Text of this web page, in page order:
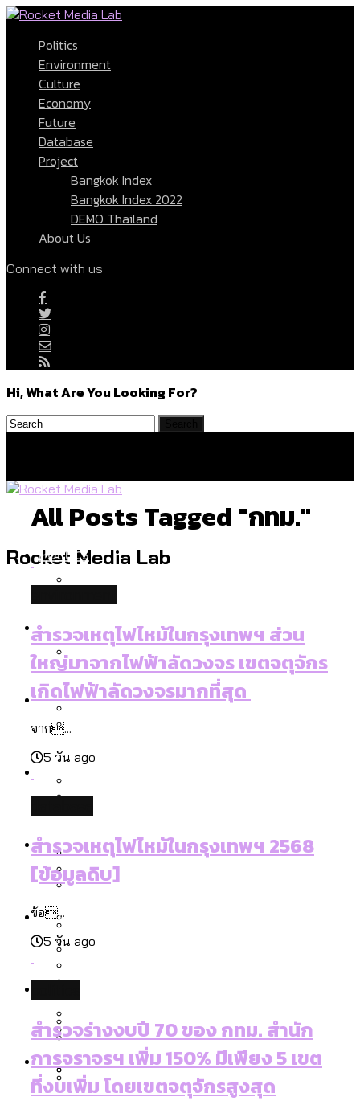
Politics
Environment
Culture
Economy
Future
Database
Project
Bangkok Index
Bangkok Index 2022
DEMO Thailand
About Us
Connect with us
Hi, What Are You Looking For?
Rocket Media Lab
Politics
จราจรฯ เพิ่ม 150% มีเพียง 5 เขตที่งบเพิ่ม
โดยเขตจตุจักรสูงสุด
ใหม่จะมีงบฯ ประมาณเท่าไร
สมุดจดการบ้าน ส.ก. 2569 : แต่ละเขตมี
ปัญหาอะไรที่ ส.ก. ต้องทำการบ้าน
Vote62 ขอบคุณประชาชนที่ร่วม
สังเกตการณ์การเลือกตั้งชวนคุยกันถึงบท
เรียนที่เราได้รับจากเลือกตั้ง กรุงเทพฯ –
พัทยา
Environment
สำรวจเหตุไฟไหม้ในกรุงเทพฯ ส่วนใหญ่มา
สวนสาธารณะและพื้นที่สีเขียวใน กทม. เพิ่ม
ขึ้นและเข้าถึงได้มากน้อยแค่ไหน
ขยะของคน กทม. ที่ยังถูกนำไปทิ้งที่
ฉะเชิงเทรา นครปฐม และล่าสุดที่กาญจนบุรี
Culture
โลกใบเดียว สิทธิไม่เท่ากัน: กฎหมายการ
ประเทศไหนทำได้บ้าง?
สำรวจ Hate Speech ที่ถูกผลิตซ้ำผ่าน
[ข้อมูลดิบ]
ความเกลียดชังที่ขายได้ : สำรวจ Hate
Speech ที่ถูกผลิตซ้ำผ่านวิดีโอ AI ในช่วง
ความขัดแย้งไทย-กัมพูชา
Economy
เมกะโปรเจ็กต์ของ กทม. ในช่วงที่มีการใช้
งบคาบเกี่ยวในยุคชัชชาติ มีอะไร ใช้งบแค่
ไหน
ควันบุหรี่ที่เข้าปอด [ข้อมูลดิบ]
สำรวจเศรษฐกิจในกรุงเทพฯ ผ่าน
Bangkok Index 2025
Future
สำรวจสังคมผู้สูงอายุไทย : 6 จังหวัดเป็น
ตายมากกว่าเกิด
Database
สังคมผู้สูงอายุไทย [ข้อมูลดิบ]
สำรวจเหตุไฟไหม้ในกรุงเทพฯ 2568
[ข้อมูลดิบ]
Project
Bangkok Index 2022
DEMO Thailand
About Us
All Posts Tagged "กทม."
สำรวจเหตุไฟไหม้ในกรุงเทพฯ ส่วน
ใหญ่มาจากไฟฟ้าลัดวงจร เขตจตุจักร
เกิดไฟฟ้าลัดวงจรมากที่สุด
จาก...
5 วัน ago
สำรวจเหตุไฟไหม้ในกรุงเทพฯ 2568
[ข้อมูลดิบ]
ข้อ...
5 วัน ago
สำรวจร่างงบปี 70 ของ กทม. สำนัก
การจราจรฯ เพิ่ม 150% มีเพียง 5 เขต
ที่งบเพิ่ม โดยเขตจตุจักรสูงสุด